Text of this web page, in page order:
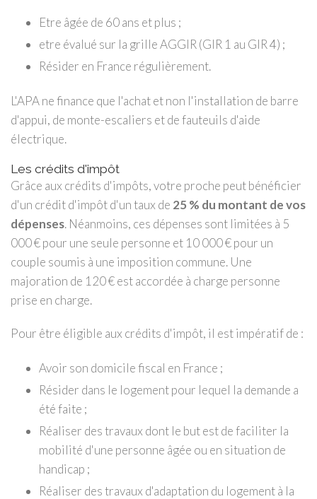
Etre âgée de 60 ans et plus ;
etre évalué sur la grille AGGIR (GIR 1 au GIR 4) ;
Résider en France régulièrement.
L'APA ne finance que l'achat et non l'installation de barre
d'appui, de monte-escaliers et de fauteuils d'aide
électrique.
Les crédits d'impôt
Grâce aux crédits d'impôts, votre proche peut bénéficier
d'un crédit d'impôt d'un taux de 25 % du montant de vos
dépenses. Néanmoins, ces dépenses sont limitées à 5
000 € pour une seule personne et 10 000 € pour un
couple soumis à une imposition commune. Une
majoration de 120 € est accordée à charge personne
prise en charge.
Pour être éligible aux crédits d'impôt, il est impératif de :
Avoir son domicile fiscal en France ;
Résider dans le logement pour lequel la demande a
été faite ;
Réaliser des travaux dont le but est de faciliter la
mobilité d'une personne âgée ou en situation de
handicap ;
Réaliser des travaux d'adaptation du logement à la